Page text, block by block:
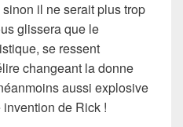
il ne serait plus trop
glissera que le
se ressent
changeant la donne
aussi explosive
invention de Rick !